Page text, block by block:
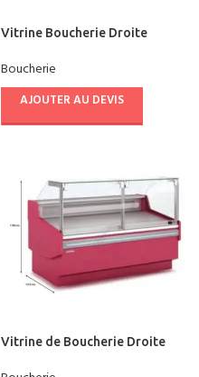
Vitrine Boucherie Droite
Boucherie
AJOUTER AU DEVIS
Vitrine de Boucherie Droite